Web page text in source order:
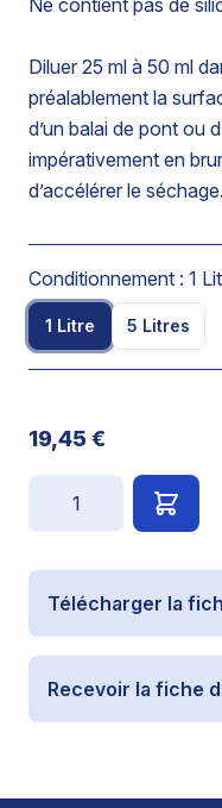
Ne contient pas de
Diluer 25 ml à 50 ml
préalablement la
d’un balai de pont ou
impérativement en
d’accélérer le séchage.
Conditionnement : 1
1 Litre 5 Litres
19,45 €
Télécharger la
Recevoir la fiche